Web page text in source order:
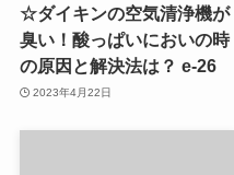
☆ダイキンの空気清浄機が
臭い！酸っぱいにおいの時
の原因と解決法は？ e-26
2023年4月22日